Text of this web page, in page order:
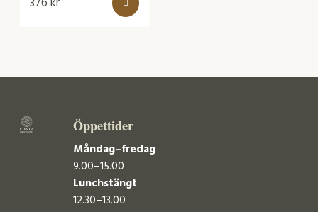
Öppettider
Måndag–fredag
9.00–15.00
Lunchstängt
12.30–13.00